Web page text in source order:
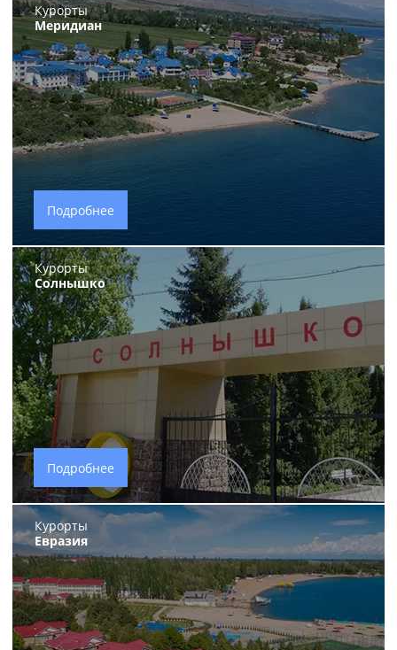
Курорты
Меридиан
Подробнее
Курорты
Солнышко
Подробнее
Курорты
Евразия